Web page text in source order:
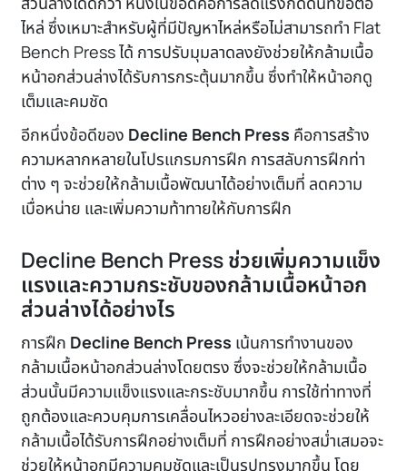
ไหล่ ซึ่งเหมาะสำหรับผู้ที่มีปัญหาไหล่หรือไม่สามารถทำ Flat
Bench Press ได้ การปรับมุมลาดลงยังช่วยให้กล้ามเนื้อ
หน้าอกส่วนล่างได้รับการกระตุ้นมากขึ้น ซึ่งทำให้หน้าอกดู
เต็มและคมชัด
อีกหนึ่งข้อดีของ Decline Bench Press คือการสร้าง
ความหลากหลายในโปรแกรมการฝึก การสลับการฝึกท่า
ต่าง ๆ จะช่วยให้กล้ามเนื้อพัฒนาได้อย่างเต็มที่ ลดความ
เบื่อหน่าย และเพิ่มความท้าทายให้กับการฝึก
Decline Bench Press ช่วยเพิ่มความแข็ง
แรงและความกระชับของกล้ามเนื้อหน้าอก
ส่วนล่างได้อย่างไร
การฝึก Decline Bench Press เน้นการทำงานของ
กล้ามเนื้อหน้าอกส่วนล่างโดยตรง ซึ่งจะช่วยให้กล้ามเนื้อ
ส่วนนั้นมีความแข็งแรงและกระชับมากขึ้น การใช้ท่าทางที่
ถูกต้องและควบคุมการเคลื่อนไหวอย่างละเอียดจะช่วยให้
กล้ามเนื้อได้รับการฝึกอย่างเต็มที่ การฝึกอย่างสม่ำเสมอจะ
ช่วยให้หน้าอกมีความคมชัดและเป็นรูปทรงมากขึ้น โดย